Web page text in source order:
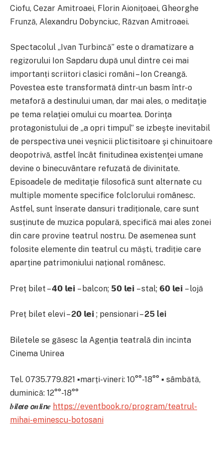
Ciofu, Cezar Amitroaei, Florin Aioniţoaei, Gheorghe
Frunză, Alexandru Dobynciuc, Răzvan Amitroaei.
Spectacolul „Ivan Turbincă” este o dramatizare a
regizorului Ion Sapdaru după unul dintre cei mai
importanți scriitori clasici români – Ion Creangă.
Povestea este transformată dintr-un basm într-o
metaforă a destinului uman, dar mai ales, o meditaţie
pe tema relaţiei omului cu moartea. Dorinţa
protagonistului de „a opri timpul” se izbeşte inevitabil
de perspectiva unei veşnicii plictisitoare şi chinuitoare
deopotrivă, astfel încât finitudinea existenţei umane
devine o binecuvântare refuzată de divinitate.
Episoadele de meditaţie filosofică sunt alternate cu
multiple momente specifice folclorului românesc.
Astfel, sunt înserate dansuri tradiționale, care sunt
susținute de muzica populară, specifică mai ales zonei
din care provine teatrul nostru. De asemenea sunt
folosite elemente din teatrul cu măști, tradiție care
aparține patrimoniului național românesc.
Preț bilet – 𝟰𝟬 𝗹𝗲𝗶 – balcon; 𝟱𝟬 𝗹𝗲𝗶 – stal; 𝟲𝟬 𝗹𝗲𝗶 – lojă
Preț bilet elevi –2𝟬 𝗹𝗲𝗶 ; pensionari –25 lei
Biletele se găsesc la Agenția teatrală din incinta
Cinema Unirea
Tel. 0735.779.821 ▪marți-vineri: 10°°-18°° ▪ sâmbătă,
duminică: 12°°-18°°
𝒃𝙞𝒍𝙚𝒕𝙚 𝙤𝒏𝙡𝒊𝙣𝒆 https://eventbook.ro/program/teatrul-
mihai-eminescu-botosani